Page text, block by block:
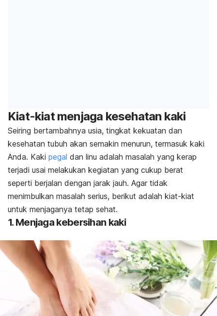
Kiat-kiat menjaga kesehatan kaki
Seiring bertambahnya usia, tingkat kekuatan dan
kesehatan tubuh akan semakin menurun, termasuk kaki
Anda. Kaki pegal dan linu adalah masalah yang kerap
terjadi usai melakukan kegiatan yang cukup berat
seperti berjalan dengan jarak jauh. Agar tidak
menimbulkan masalah serius, berikut adalah kiat-kiat
untuk menjaganya tetap sehat.
1. Menjaga kebersihan kaki